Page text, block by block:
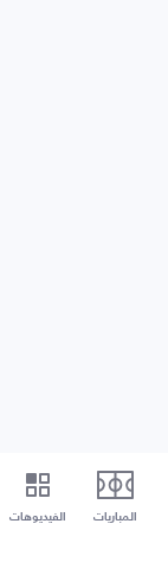
المباريات الفيديوهات